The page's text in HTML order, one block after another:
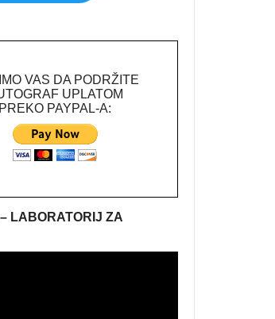
VAS DA PODRŽITE
UPLATOM
PREKO PAYPAL-A:
LABORATORIJ ZA